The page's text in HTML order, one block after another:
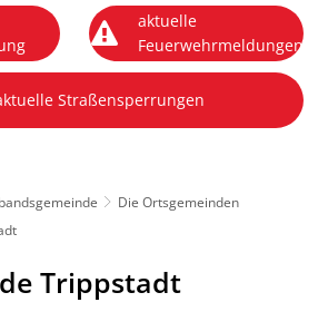
aktuelle
Feuerwehrmeldungen
Straßensperrungen
Die Ortsgemeinden
Trippstadt